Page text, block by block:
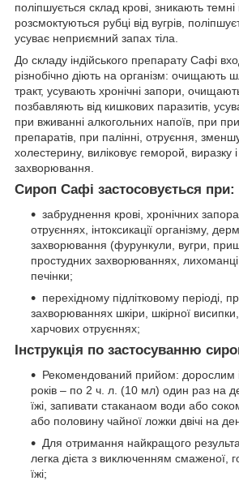
поліпшується склад крові, зникають
розсмоктуються рубці від вугрів,
усуває неприємний запах тіла.
До складу індійського препарату Сафі
різнобічно діють на організм: очищають
тракт, усувають хронічні запори,
позбавляють від кишкових паразитів,
при вживанні алкогольних напоїв, при
препаратів, при палінні, отруєння,
холестерину, виліковує геморой, виразку і
захворювання.
Сироп Сафі застосовується при:
забруднення крові, хронічних
отруєннях, інтоксикації організму,
захворювання (фурункули, вугри,
простудних захворюваннях,
печінки;
перехідному підлітковому періоді,
захворюваннях шкіри, шкірної
харчових отруєннях;
Інструкція по застосуванню
Рекомендований прийом: дорослим
років – по 2 ч. л. (10 мл) один раз на
їжі, запивати стаканаом води або
або половину чайної ложки двічі на
Для отримання найкращого
легка дієта з виключенням смаженої,
їжі;